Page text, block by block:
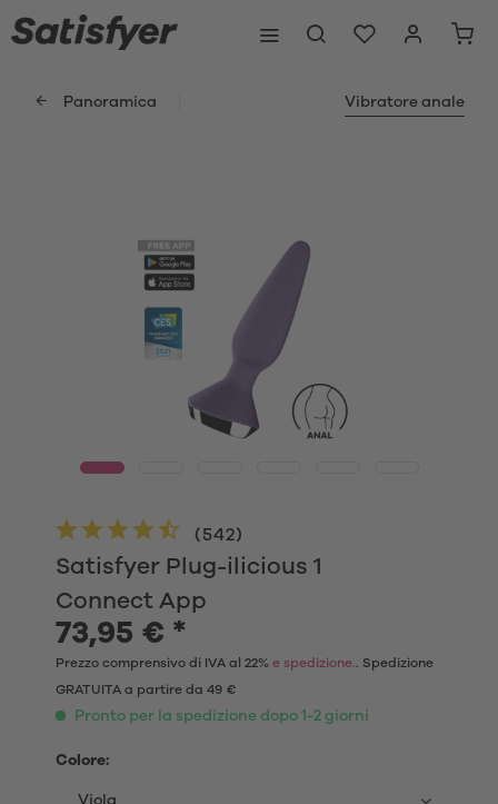
Panoramica Vibratore anale
Satisfyer Plug-ilicious 1
Connect App
(542)
73,95 € *
Prezzo comprensivo di IVA al 22% e spedizione.. Spedizione
GRATUITA a partire da 49 €
Pronto per la spedizione dopo 1-2 giorni
Colore: